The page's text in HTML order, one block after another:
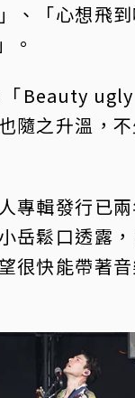
、「心想飛
。
Beauty ugly
隨之升溫，
專輯發行已
岳鬆口透露
很快能帶著